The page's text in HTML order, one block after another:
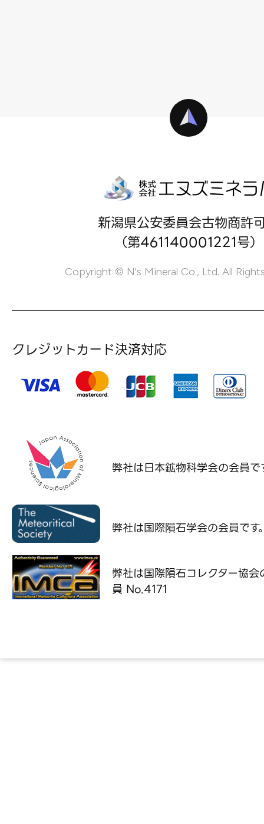
新潟県公安委員会古物商許
（第461140001221号）
Copyright © N's Mineral Co., Ltd. All
クレジットカード決済対応
弊社は日本鉱物科学会の会員で
弊社は国際隕石学会の会員です
弊社は国際隕石コレクター協会
員 No.4171